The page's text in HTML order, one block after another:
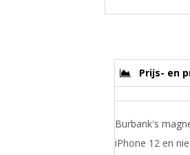
Prijs- en
Burbank's
iPhone 12 en